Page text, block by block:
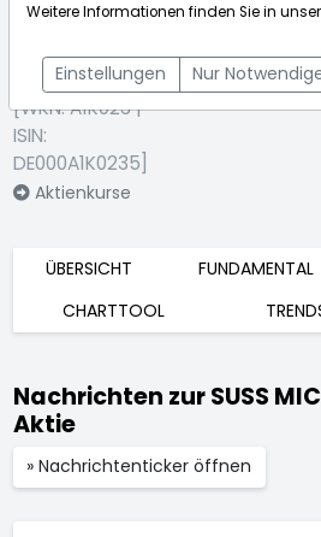
SUSS
NA O.N.
[WKN: A1K023 |
ISIN:
DE000A1K0235]
Aktienkurse
Echtzeit-Aktienkurs
ÜBERSICHT FUNDAMENTAL
CHARTTOOL
Nachrichten zur SUSS
Aktie
» Nachrichtenticker öffnen
Weitere Informationen finden Sie in
Einstellungen Nur